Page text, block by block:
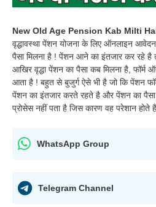
New Old Age Pension Kab Milti
वृद्धावस्था पेंशन योजना के लिए ऑनलाइन
पैसा मिलना है ! पेंशन आने का इंतजार कर रहे है
आखिर वृद्धा पेंशन का पैसा कब मिलना है, फॉर्म
आता है ! बहुत से बुजुर्ग ऐसे भी है जो कि पेंशन
पेंशन का इंतजार करते रहते है और पेंशन का पैसा
प्रोसेस नहीं पता है जिस कारण वह परेशान होते
WhatsApp Group
Telegram Channel